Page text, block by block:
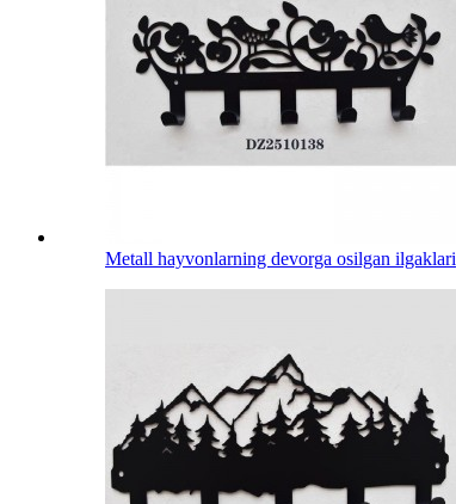
Metall hayvonlarning devorga osilgan ilgaklari